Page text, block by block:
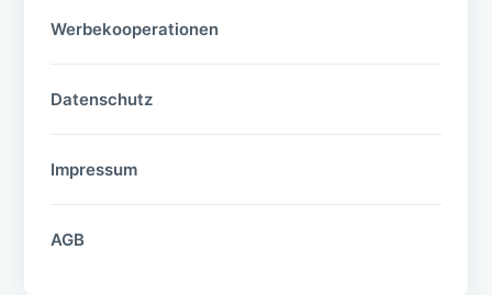
Werbekooperationen
Datenschutz
Impressum
AGB